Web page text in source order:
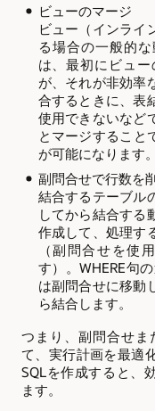
ビューのマージ
ビュー（インライ
る場合の一般的
は、最初にビュ
が、それが非効率
合するときに、表
使用できないなど
とマージすること
が可能になります。
副問合せで行数を
結合するテーブル
してから結合する
作成して、処理す
（副問合せを使
す）。WHERE句
は副問合せに移動
ら結合します。
つまり、副問合せま
て、実行計画を最適
SQLを作成すると、
ます。